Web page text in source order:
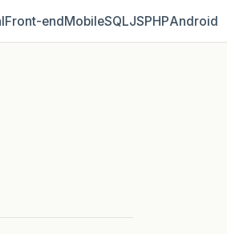
Front‑endMobileSQLJSPHPAndroid